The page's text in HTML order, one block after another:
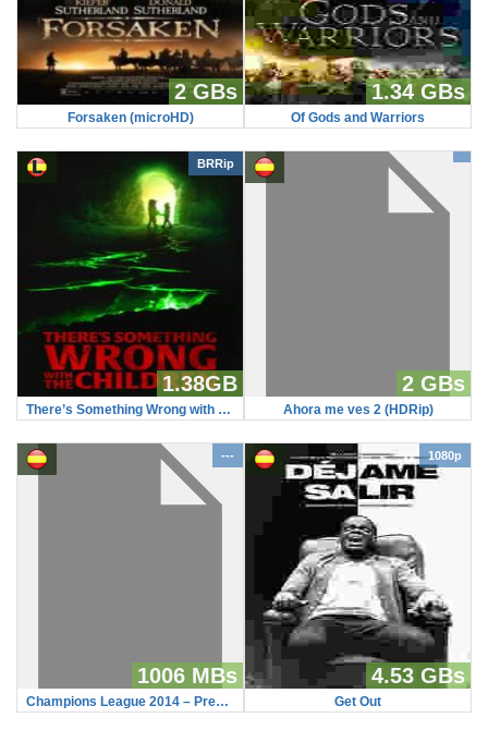
2 GBs
Forsaken (microHD)
1.34 GBs
Of Gods and Warriors
BRRip
1.38GB
There’s Something Wrong with the Children
2 GBs
Ahora me ves 2 (HDRip)
---
1006 MBs
Champions League 2014 – Previa Ida – Napoles vs Athletic de Bilbao
1080p
4.53 GBs
Get Out